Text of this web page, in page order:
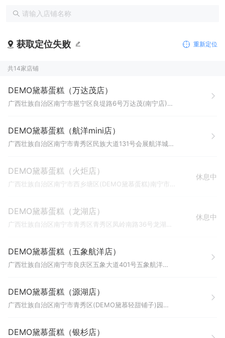
获取定位失败 重新定位
共14家店铺
DEMO黛慕蛋糕（万达茂店）
广西壮族自治区南宁市邕宁区良堤路6号万达茂(南宁店)2号门进来100米左右；黛慕蛋糕【一楼1036号商铺】
DEMO黛慕蛋糕（航洋mini店）
广西壮族自治区南宁市青秀区民族大道131号会展航洋城购物中心负二、负一层第B2/B1-008号（地铁D出口往沃尔玛方向·瑞幸旁）
DEMO黛慕蛋糕（火炬店）
休息中
DEMO黛慕蛋糕（龙湖店）
休息中
DEMO黛慕蛋糕（五象航洋店）
广西壮族自治区南宁市良庆区五象大道401号五象航洋城B1层（瑞幸咖啡旁边）
DEMO黛慕蛋糕（源湖店）
广西壮族自治区南宁市青秀区(DEMO黛慕轻甜铺子)园湖北路12号源湖广场商业裙楼一层F1-08号铺
DEMO黛慕蛋糕（银杉店）